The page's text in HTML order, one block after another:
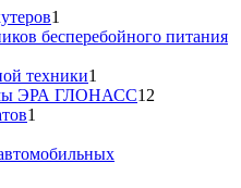
1
товар
бесперебойного питания
техники1
товар
ЭРА ГЛОНАСС12
1
товар